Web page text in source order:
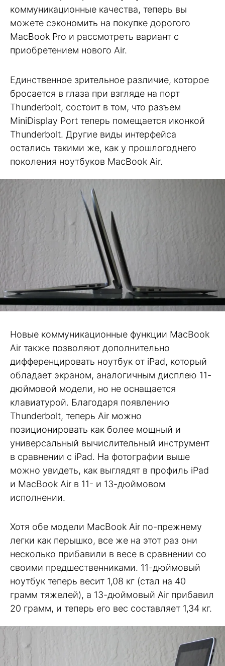
коммуникационные качества, теперь вы
можете сэкономить на покупке дорогого
MacBook Pro и рассмотреть вариант с
приобретением нового Air.
Единственное зрительное различие, которое
бросается в глаза при взгляде на порт
Thunderbolt, состоит в том, что разъем
MiniDisplay Port теперь помещается иконкой
Thunderbolt. Другие виды интерфейса
остались такими же, как у прошлогоднего
поколения ноутбуков MacBook Air.
Новые коммуникационные функции MacBook
Air также позволяют дополнительно
дифференцировать ноутбук от iPad, который
обладает экраном, аналогичным дисплею 11-
дюймовой модели, но не оснащается
клавиатурой. Благодаря появлению
Thunderbolt, теперь Air можно
позиционировать как более мощный и
универсальный вычислительный инструмент
в сравнении с iPad. На фотографии выше
можно увидеть, как выглядят в профиль iPad
и MacBook Air в 11- и 13-дюймовом
исполнении.
Хотя обе модели MacBook Air по-прежнему
легки как перышко, все же на этот раз они
несколько прибавили в весе в сравнении со
своими предшественниками. 11-дюймовый
ноутбук теперь весит 1,08 кг (стал на 40
грамм тяжелей), а 13-дюймовый Air прибавил
20 грамм, и теперь его вес составляет 1,34 кг.